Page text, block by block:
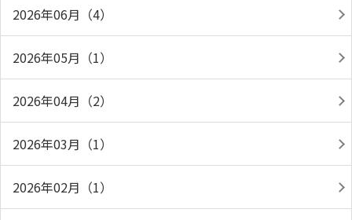
2026年06月（4）
2026年05月（1）
2026年04月（2）
2026年03月（1）
2026年02月（1）